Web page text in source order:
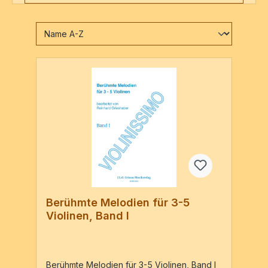
Berühmte Melodien für 3-5
Violinen, Band I
Berühmte Melodien für 3-5 Violinen, Band I